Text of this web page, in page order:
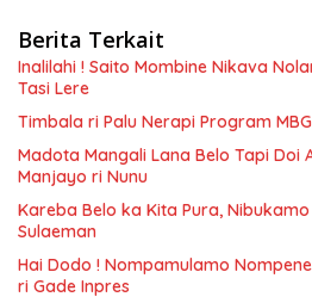
Berita Terkait
Inalilahi ! Saito Mombine Nikava
Tasi Lere
Timbala ri Palu Nerapi Program
Madota Mangali Lana Belo Tapi Doi
Manjayo ri Nunu
Kareba Belo ka Kita Pura,
Sulaeman
Hai Dodo ! Nompamulamo
ri Gade Inpres